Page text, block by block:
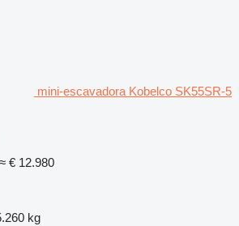
mini-escavadora Kobelco SK55SR-5
≈ € 12.980
kg